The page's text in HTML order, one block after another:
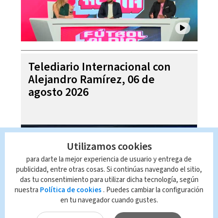
Telediario Internacional con
Alejandro Ramírez, 06 de
agosto 2026
Utilizamos cookies
para darte la mejor experiencia de usuario y entrega de
publicidad, entre otras cosas. Si continúas navegando el sitio,
das tu consentimiento para utilizar dicha tecnología, según
nuestra Política de cookies . Puedes cambiar la configuración
en tu navegador cuando gustes.